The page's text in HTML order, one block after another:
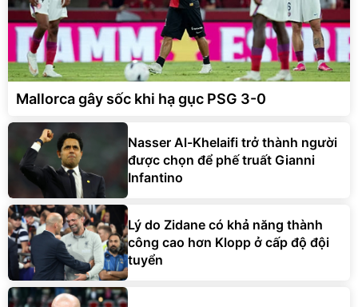
Mallorca gây sốc khi hạ gục PSG 3-0
Nasser Al-Khelaifi trở thành người
được chọn để phế truất Gianni
Infantino
Lý do Zidane có khả năng thành
công cao hơn Klopp ở cấp độ đội
tuyển